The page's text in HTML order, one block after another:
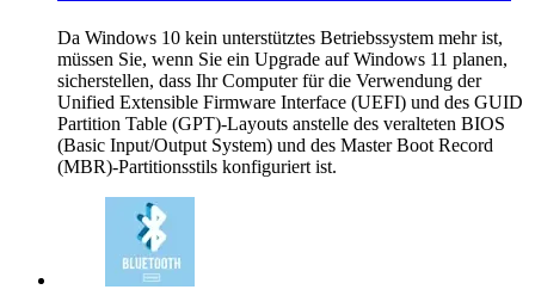
Da Windows 10 kein unterstütztes Betriebssystem mehr ist,
müssen Sie, wenn Sie ein Upgrade auf Windows 11 planen,
sicherstellen, dass Ihr Computer für die Verwendung der
Unified Extensible Firmware Interface (UEFI) und des GUID
Partition Table (GPT)-Layouts anstelle des veralteten BIOS
(Basic Input/Output System) und des Master Boot Record
(MBR)-Partitionsstils konfiguriert ist.